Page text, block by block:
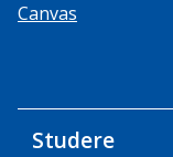
Canvas
Studere